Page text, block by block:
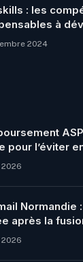
: les
à
2024
pour l’éviter
Normandie
après la